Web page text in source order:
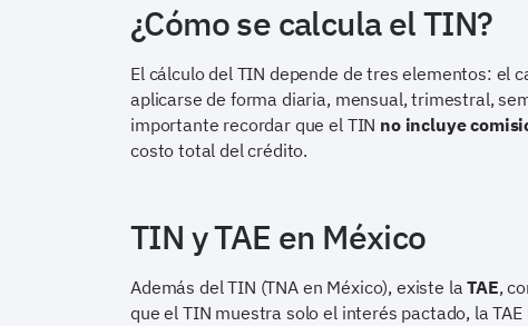
¿Cómo se calcula el TIN?
El cálculo del TIN depende de tres elementos: el
aplicarse de forma diaria, mensual, trimestral,
importante recordar que el TIN no incluye
costo total del crédito.
TIN y TAE en México
Además del TIN (TNA en México), existe laTAE,
que el TIN muestra solo el interés pactado, la